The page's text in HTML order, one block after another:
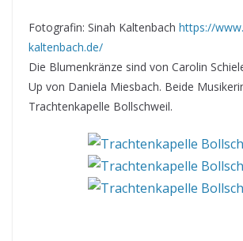
Fotografin: Sinah Kaltenbach https://
kaltenbach.de/
Die Blumenkränze sind von Carolin
Up von Daniela Miesbach. Beide
Trachtenkapelle Bollschweil.